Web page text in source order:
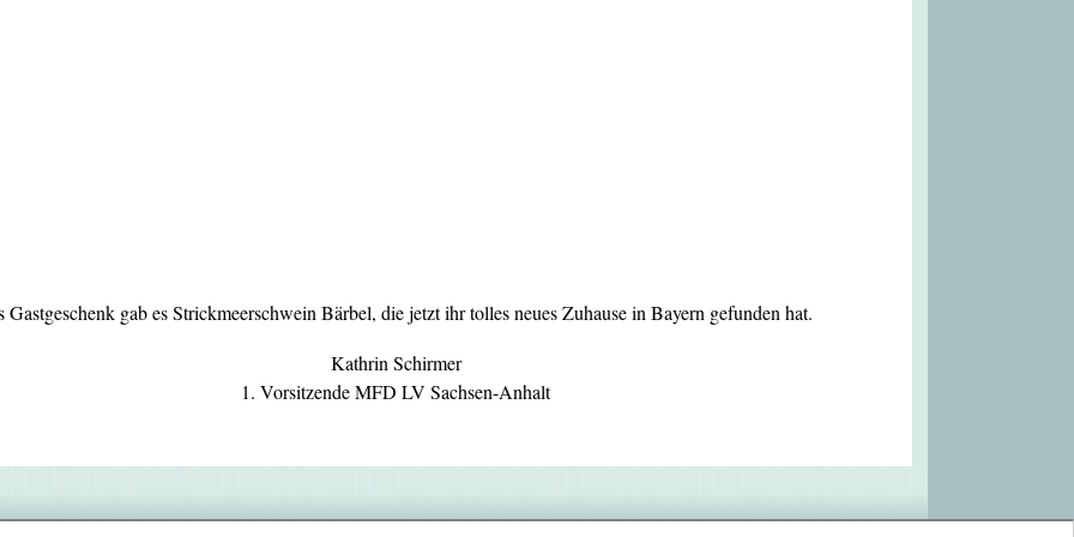
Gastgeschenk gab es Strickmeerschwein Bärbel, die jetzt ihr tolles neues Zuhause in Bayern gefunden hat.
Kathrin Schirmer
1. Vorsitzende MFD LV Sachsen-Anhalt